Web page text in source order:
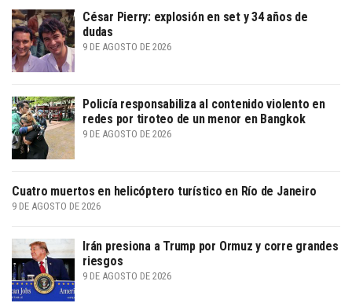
César Pierry: explosión en set y 34 años de
dudas
9 DE AGOSTO DE 2026
Policía responsabiliza al contenido violento en
redes por tiroteo de un menor en Bangkok
9 DE AGOSTO DE 2026
Cuatro muertos en helicóptero turístico en Río de Janeiro
9 DE AGOSTO DE 2026
Irán presiona a Trump por Ormuz y corre grandes
riesgos
9 DE AGOSTO DE 2026